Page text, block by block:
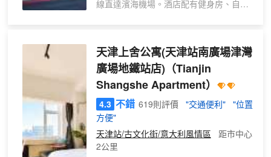
投屏
+加
熱毛
巾杆
+智
能窗
簾）
線直達濱海機場。酒店配有健身房、自助
點聚集，海河遊船（意風區碼頭）、曹禺
故居、鍾書閣、比亞迪-迪空間、世紀鐘、
津灣廣場、解放橋、天津之眼、五大道
等；商業氛圍濃郁，濱江道步行街、金
街、恒隆廣場等，集購物、休閒、餐飲一
站式體驗；如歸津門，屬地生活，開啟美
好，品質生活。
天津上舍公寓(天津站南廣場津灣
廣場地鐵站店) （Tianjin
Shangshe Apartment）
4.3 不錯 619則評價 "交通便利"
"位置
方便"
天津站/古文化街/意大利風情區
距市中心
2公里